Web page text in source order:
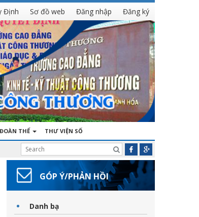
Định Sơ đồ web Đăng nhập Đăng ký
ĐOÀN THỂ THƯ VIỆN SỐ
GÓP Ý/PHẢN HỒI
Danh bạ